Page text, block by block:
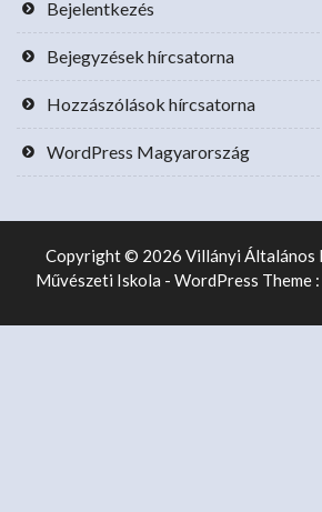
Bejelentkezés
Bejegyzések hírcsatorna
Hozzászólások hírcsatorna
WordPress Magyarország
Copyright © 2026 Villányi Általános
Művészeti Iskola - WordPress Theme